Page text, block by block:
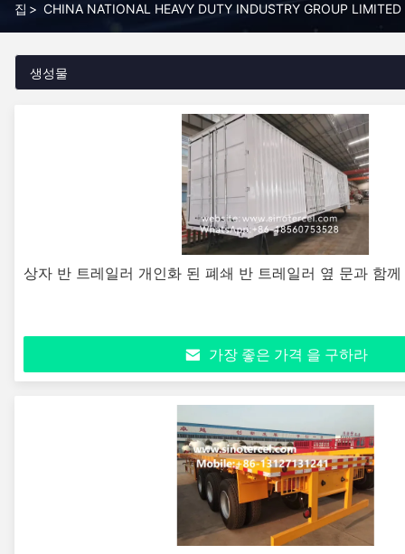
집 > CHINA NATIONAL HEAVY DUTY INDUSTRY GROUP
생성물
상자 반 트레일러 개인화 된 폐쇄 반 트레일러 옆 문과 함
가장 좋은 가격 을 구하라